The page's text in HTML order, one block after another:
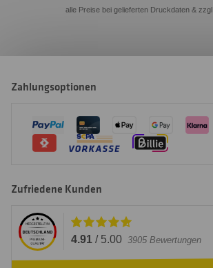
alle Preise bei gelieferten Druckdaten & zzgl.
Zahlungsoptionen
Zufriedene Kunden
4.91 / 5.00 3905 Bewertungen